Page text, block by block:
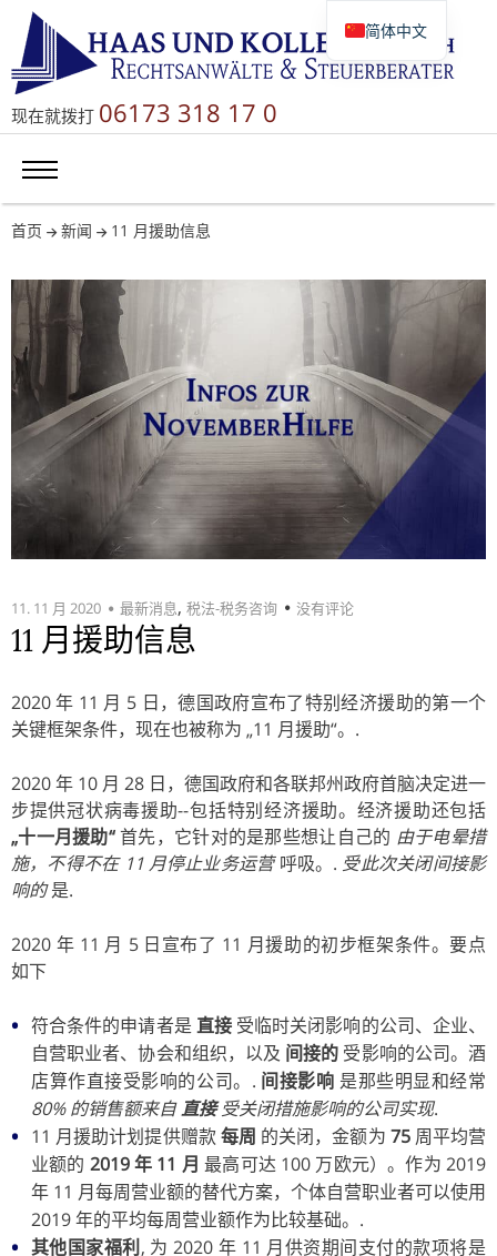
现在就拨打 06173 318 17 0
首页 新闻 11 月援助信息
11. 11 月 2020 最新消息, 税法-税务咨询 没有评论
11 月援助信息
2020 年 11 月 5 日，德国政府宣布了特别经济援助的第一个
关键框架条件，现在也被称为 „11 月援助“。.
2020 年 10 月 28 日，德国政府和各联邦州政府首脑决定进一
步提供冠状病毒援助--包括特别经济援助。经济援助还包括
„十一月援助“首先，它针对的是那些想让自己的 由于电晕措
施，不得不在 11 月停止业务运营呼吸。. 受此次关闭间接影
响的是.
2020 年 11 月 5 日宣布了 11 月援助的初步框架条件。要点
如下
符合条件的申请者是 直接 受临时关闭影响的公司、企业、
自营职业者、协会和组织，以及 间接的 受影响的公司。酒
店算作直接受影响的公司。. 间接影响 是那些明显和经常
80% 的销售额来自直接受关闭措施影响的公司实现.
11 月援助计划提供赠款每周 的关闭，金额为 75周平均营
业额的 2019 年 11 月 最高可达 100 万欧元）。作为 2019
年 11 月每周营业额的替代方案，个体自营职业者可以使用
2019 年的平均每周营业额作为比较基础。.
其他国家福利 , 为 2020 年 11 月供资期间支付的款项将是
简体中文
Deutsch
Русский